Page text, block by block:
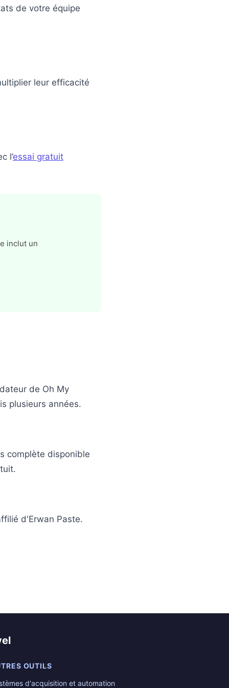
de votre équipe
leur efficacité
l’essai gratuit
inclut un
de Oh My
plusieurs années.
complète disponible
d'Erwan Paste.
OUTILS
d'acquisition et automation